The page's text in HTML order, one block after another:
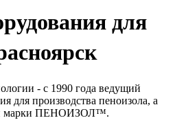
для
- c 1990 года ведущий
для производства пеноизола, а
марки ПЕНОИЗОЛ™.